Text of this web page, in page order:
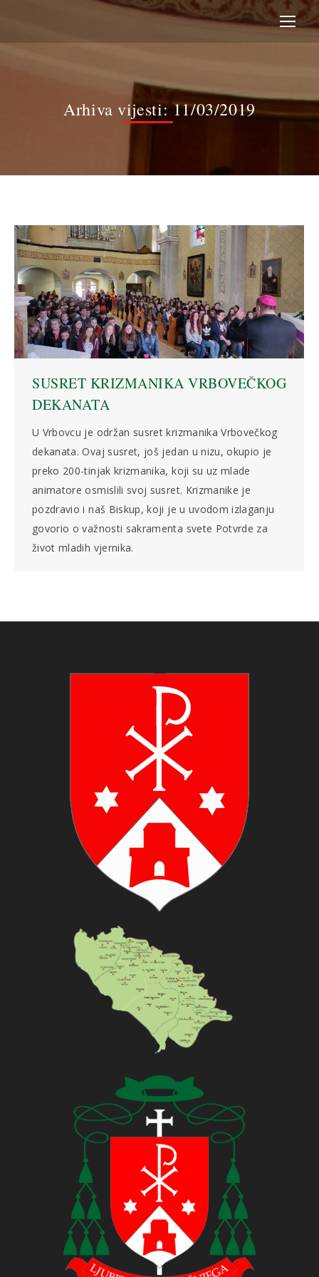
Arhiva vijesti:11/03/2019
SUSRET KRIZMANIKA VRBOVEČKOG
DEKANATA
U Vrbovcu je održan susret krizmanika Vrbovečkog
dekanata. Ovaj susret, još jedan u nizu, okupio je
preko 200-tinjak krizmanika, koji su uz mlade
animatore osmislili svoj susret. Krizmanike je
pozdravio i naš Biskup, koji je u uvodom izlaganju
govorio o važnosti sakramenta svete Potvrde za
život mladih vjernika.